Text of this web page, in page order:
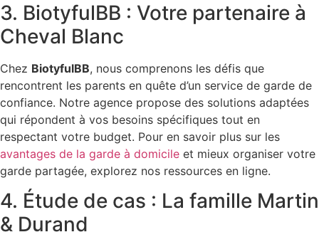
3. BiotyfulBB : Votre partenaire à
Cheval Blanc
Chez BiotyfulBB, nous comprenons les défis que
rencontrent les parents en quête d’un service de garde de
confiance. Notre agence propose des solutions adaptées
qui répondent à vos besoins spécifiques tout en
respectant votre budget. Pour en savoir plus sur les
avantages de la garde à domicile et mieux organiser votre
garde partagée, explorez nos ressources en ligne.
4. Étude de cas : La famille Martin
& Durand